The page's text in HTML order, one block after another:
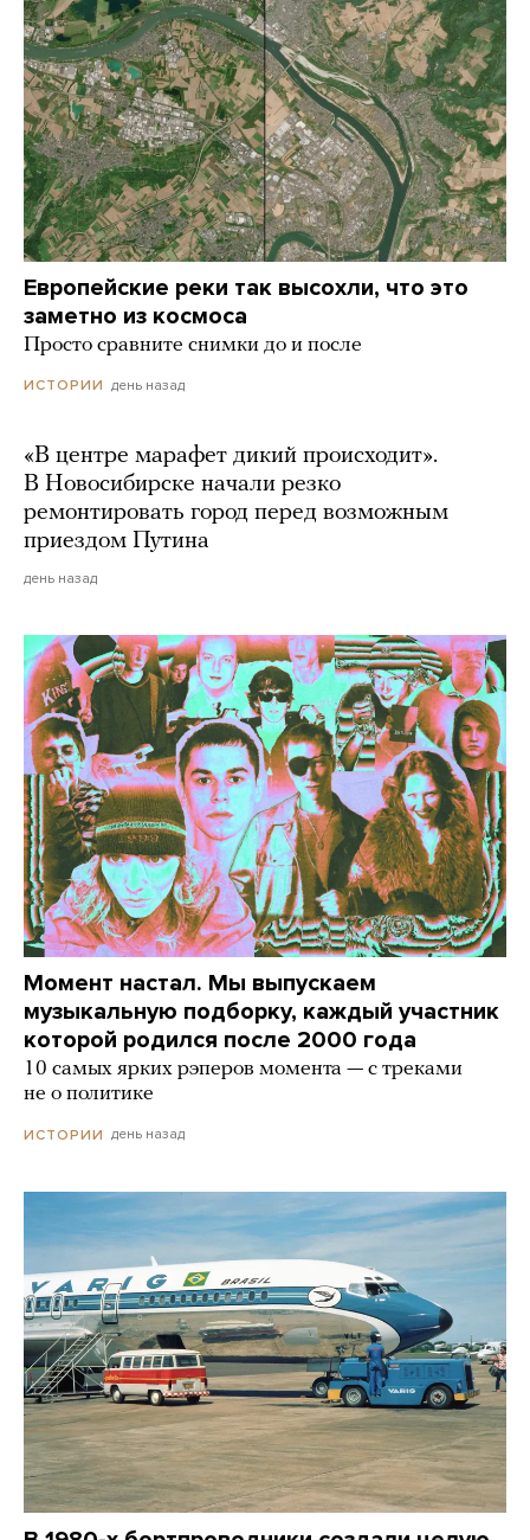
Европейские реки так высохли, что это
заметно из космоса
Просто сравните снимки до и после
ИСТОРИИ день назад
«В центре марафет дикий происходит».
В Новосибирске начали резко
ремонтировать город перед возможным
приездом Путина
день назад
Момент настал. Мы выпускаем
музыкальную подборку, каждый участник
которой родился после 2000 года
10 самых ярких рэперов момента — с треками
не о политике
ИСТОРИИ день назад